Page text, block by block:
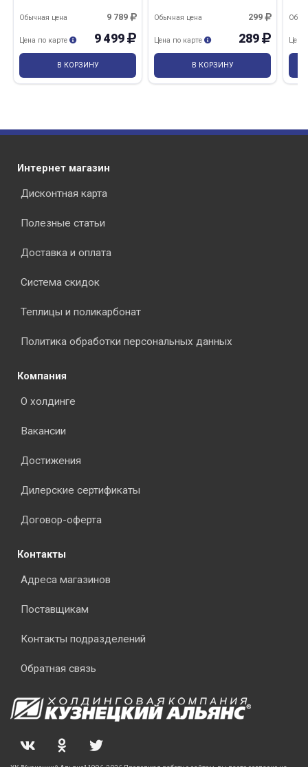
9 789
Обычная цена
9 499
Цена по карте
В КОРЗИНУ
299
Обычная цена
289
Цена по карте
В КОРЗИНУ
Цена
Интернет магазин
Дисконтная карта
Полезные статьи
Доставка и оплата
Система скидок
Теплицы и поликарбонат
Политика обработки персональных данных
Компания
О холдинге
Вакансии
Достижения
Дилерские сертификаты
Договор-оферта
Контакты
Адреса магазинов
Поставщикам
Контакты подразделений
Обратная связь